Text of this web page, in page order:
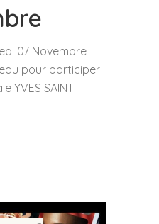
07 Novembre
pour participer
YVES SAINT